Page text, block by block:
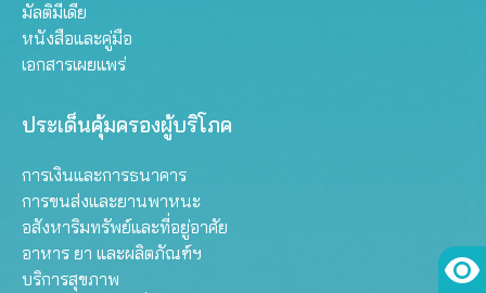
มัลติมีเดีย
หนังสือและคู่มือ
เอกสารเผยแพร่
ประเด็นคุ้มครองผู้บริโภค
การเงินและการธนาคาร
การขนส่งและยานพาหนะ
อสังหาริมทรัพย์และที่อยู่อาศัย
อาหาร ยา และผลิตภัณฑ์ฯ
บริการสุขภาพ